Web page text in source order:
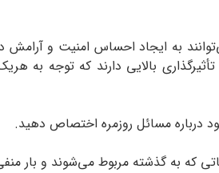
به ایجاد احساس امنیت و
بالایی دارند که توجه به
درباره مسائل روزمره اختصاص دهید.
که به گذشته مربوط می‌شوند و بار منفی